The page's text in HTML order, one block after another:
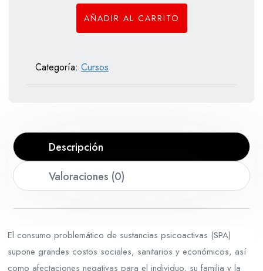
Consumo
de
AÑADIR AL CARRITO
Categoría: Cursos
Descripción
Valoraciones (0)
El consumo problemático de sustancias psicoactivas (SPA)
supone grandes costos sociales, sanitarios y económicos, así
como afectaciones negativas para el individuo, su familia y la